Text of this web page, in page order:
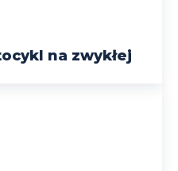
na zwykłej